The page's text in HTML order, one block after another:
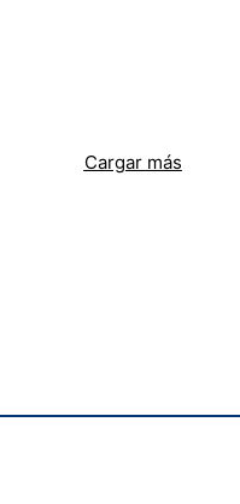
Cargar más